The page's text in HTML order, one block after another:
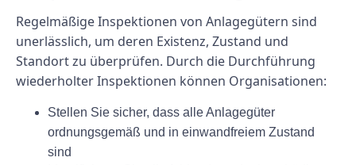
Regelmäßige Inspektionen von Anlagegütern sind
unerlässlich, um deren Existenz, Zustand und
Standort zu überprüfen. Durch die Durchführung
wiederholter Inspektionen können Organisationen:
Stellen Sie sicher, dass alle Anlagegüter
ordnungsgemäß und in einwandfreiem Zustand
sind